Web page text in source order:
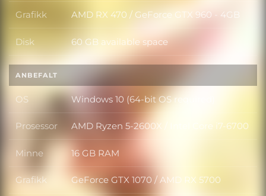
Grafikk Grafikk
AMD RX 470 / GeForce GTX 960 - 4GB
Disk Disk
60 GB available space
ANBEFALT
OS OS
Windows 10 (64-bit OS required)
Prosessor Prosessor
AMD Ryzen 5-2600X / Intel Core i7-6700
Minne Minne
16 GB RAM
Grafikk Grafikk
GeForce GTX 1070 / AMD RX 5700